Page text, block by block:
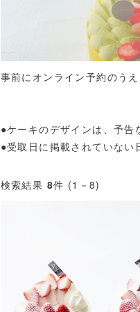
事前にオンライン予約のう
●ケーキのデザインは、予告
●受取日に掲載されていない
検索結果 8件 (1－8)